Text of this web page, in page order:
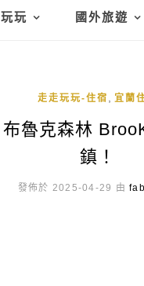
玩 國外旅遊
走走玩玩-住宿 宜蘭
魯克森林
鎮！
發佈於 2025-04-29 由